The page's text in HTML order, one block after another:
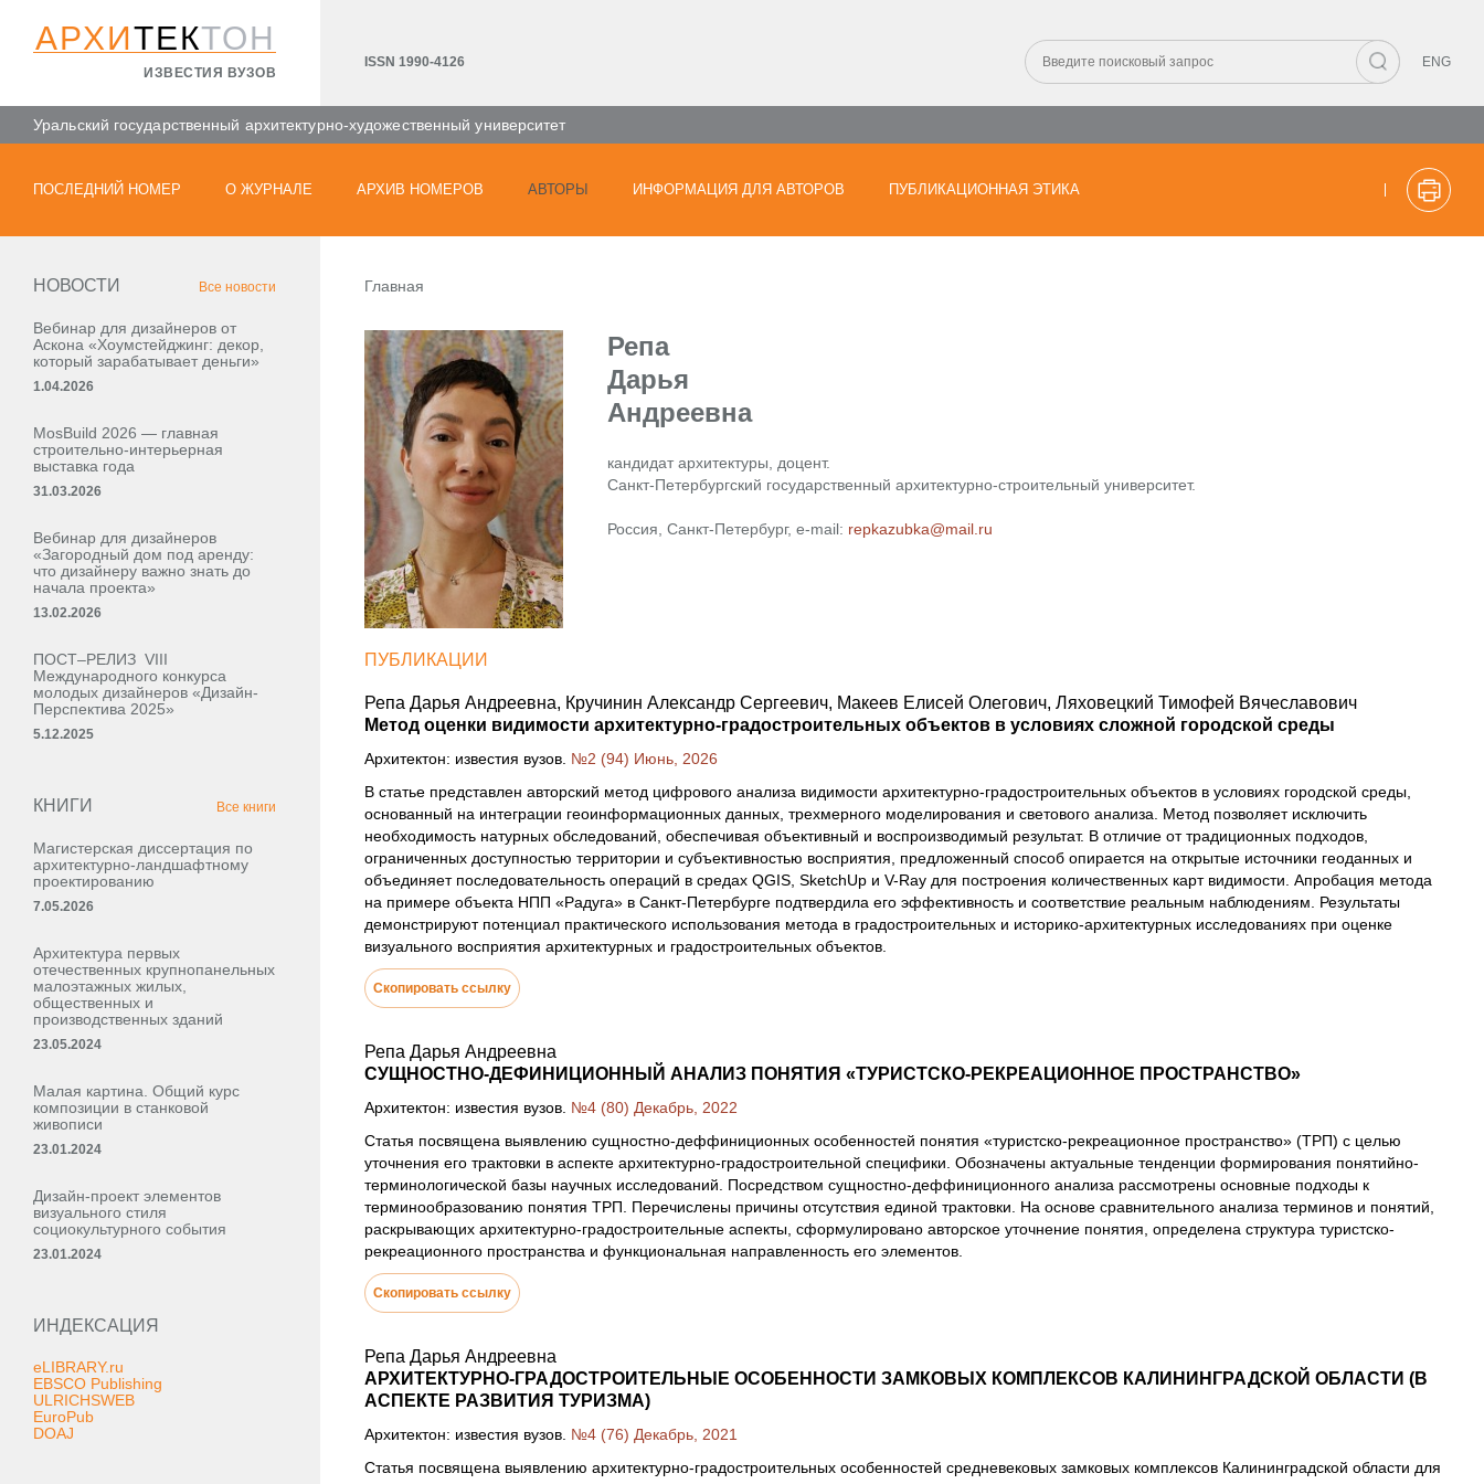
АРХИТЕКТОН
ИЗВЕСТИЯ ВУЗОВ
ISSN 1990-4126 ENG
Уральский государственный архитектурно-художественный университет
ПОСЛЕДНИЙ НОМЕР О ЖУРНАЛЕ АРХИВ НОМЕРОВ АВТОРЫ ИНФОРМАЦИЯ ДЛЯ АВТОРОВ ПУБЛИКАЦИОННАЯ ЭТИКА
НОВОСТИ Все новости
Вебинар для дизайнеров от
Аскона «Хоумстейджинг: декор,
который зарабатывает деньги»
1.04.2026
MosBuild 2026 — главная
строительно-интерьерная
выставка года
31.03.2026
Вебинар для дизайнеров
«Загородный дом под аренду:
что дизайнеру важно знать до
начала проекта»
13.02.2026
ПОСТ–РЕЛИЗ VIII
Международного конкурса
молодых дизайнеров «Дизайн-
Перспектива 2025»
5.12.2025
КНИГИ Все книги
Магистерская диссертация по
архитектурно-ландшафтному
проектированию
7.05.2026
Архитектура первых
отечественных крупнопанельных
малоэтажных жилых,
общественных и
производственных зданий
23.05.2024
Малая картина. Общий курс
композиции в станковой
живописи
23.01.2024
Дизайн-проект элементов
визуального стиля
социокультурного события
23.01.2024
ИНДЕКСАЦИЯ
eLIBRARY.ru
EBSCO Publishing
ULRICHSWEB
EuroPub
DOAJ
Главная
Репа
Дарья
Андреевна
кандидат архитектуры, доцент.
Санкт-Петербургский государственный архитектурно-строительный университет.
Россия, Санкт-Петербург, e-mail: repkazubka@mail.ru
ПУБЛИКАЦИИ
Репа Дарья Андреевна, Кручинин Александр Сергеевич, Макеев Елисей Олегович, Ляховецкий Тимофей Вячеславович
Метод оценки видимости архитектурно-градостроительных объектов в условиях сложной городской среды
Архитектон: известия вузов. №2 (94) Июнь, 2026
В статье представлен авторский метод цифрового анализа видимости архитектурно-градостроительных объектов в условиях городской среды,
основанный на интеграции геоинформационных данных, трехмерного моделирования и светового анализа. Метод позволяет исключить
необходимость натурных обследований, обеспечивая объективный и воспроизводимый результат. В отличие от традиционных подходов,
ограниченных доступностью территории и субъективностью восприятия, предложенный способ опирается на открытые источники геоданных и
объединяет последовательность операций в средах QGIS, SketchUp и V-Ray для построения количественных карт видимости. Апробация метода
на примере объекта НПП «Радуга» в Санкт-Петербурге подтвердила его эффективность и соответствие реальным наблюдениям. Результаты
демонстрируют потенциал практического использования метода в градостроительных и историко-архитектурных исследованиях при оценке
визуального восприятия архитектурных и градостроительных объектов.
Скопировать ссылку
Репа Дарья Андреевна
СУЩНОСТНО-ДЕФИНИЦИОННЫЙ АНАЛИЗ ПОНЯТИЯ «ТУРИСТСКО-РЕКРЕАЦИОННОЕ ПРОСТРАНСТВО»
Архитектон: известия вузов. №4 (80) Декабрь, 2022
Статья посвящена выявлению сущностно-деффиниционных особенностей понятия «туристско-рекреационное пространство» (ТРП) с целью
уточнения его трактовки в аспекте архитектурно-градостроительной специфики. Обозначены актуальные тенденции формирования понятийно-
терминологической базы научных исследований. Посредством сущностно-деффиниционного анализа рассмотрены основные подходы к
терминообразованию понятия ТРП. Перечислены причины отсутствия единой трактовки. На основе сравнительного анализа терминов и понятий,
раскрывающих архитектурно-градостроительные аспекты, сформулировано авторское уточнение понятия, определена структура туристско-
рекреационного пространства и функциональная направленность его элементов.
Скопировать ссылку
Репа Дарья Андреевна
АРХИТЕКТУРНО-ГРАДОСТРОИТЕЛЬНЫЕ ОСОБЕННОСТИ ЗАМКОВЫХ КОМПЛЕКСОВ КАЛИНИНГРАДСКОЙ ОБЛАСТИ (В
АСПЕКТЕ РАЗВИТИЯ ТУРИЗМА)
Архитектон: известия вузов. №4 (76) Декабрь, 2021
Статья посвящена выявлению архитектурно-градостроительных особенностей средневековых замковых комплексов Калининградской области для